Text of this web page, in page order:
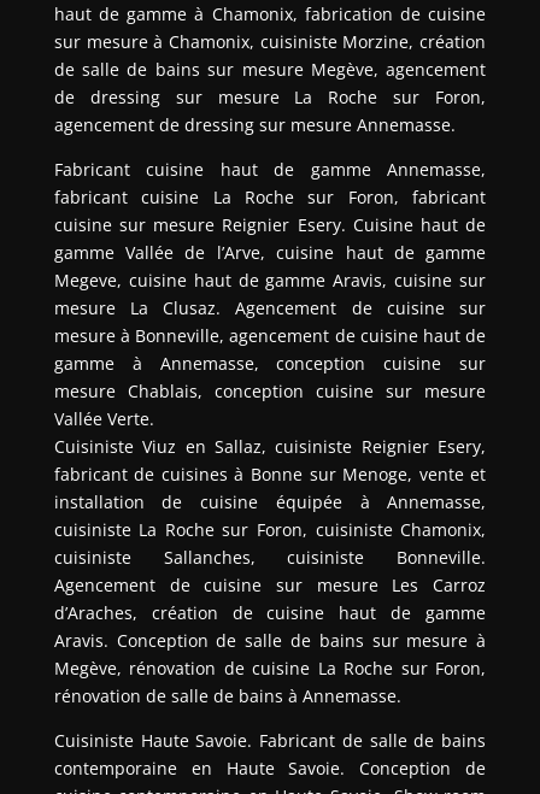
haut de gamme à Chamonix, fabrication de cuisine
sur mesure à Chamonix, cuisiniste Morzine, création
de salle de bains sur mesure Megève, agencement
de dressing sur mesure La Roche sur Foron,
agencement de dressing sur mesure Annemasse.
Fabricant cuisine haut de gamme Annemasse,
fabricant cuisine La Roche sur Foron, fabricant
cuisine sur mesure Reignier Esery. Cuisine haut de
gamme Vallée de l’Arve, cuisine haut de gamme
Megeve, cuisine haut de gamme Aravis, cuisine sur
mesure La Clusaz. Agencement de cuisine sur
mesure à Bonneville, agencement de cuisine haut de
gamme à Annemasse, conception cuisine sur
mesure Chablais, conception cuisine sur mesure
Vallée Verte.
Cuisiniste Viuz en Sallaz, cuisiniste Reignier Esery,
fabricant de cuisines à Bonne sur Menoge, vente et
installation de cuisine équipée à Annemasse,
cuisiniste La Roche sur Foron, cuisiniste Chamonix,
cuisiniste Sallanches, cuisiniste Bonneville.
Agencement de cuisine sur mesure Les Carroz
d’Araches, création de cuisine haut de gamme
Aravis. Conception de salle de bains sur mesure à
Megève, rénovation de cuisine La Roche sur Foron,
rénovation de salle de bains à Annemasse.
Cuisiniste Haute Savoie. Fabricant de salle de bains
contemporaine en Haute Savoie. Conception de